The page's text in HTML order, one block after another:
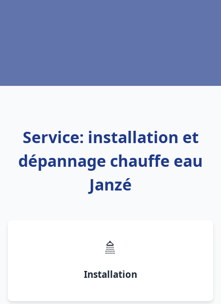
Service: installation et
dépannage chauffe eau
Janzé
🚿
Installation